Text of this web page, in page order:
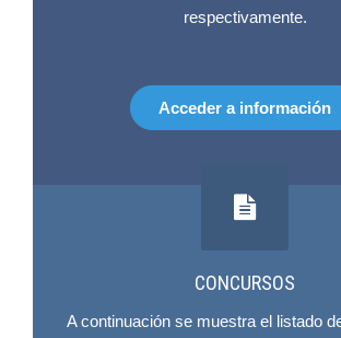
respectivamente.
Acceder a información
CONCURSOS
A continuación se muestra el listado